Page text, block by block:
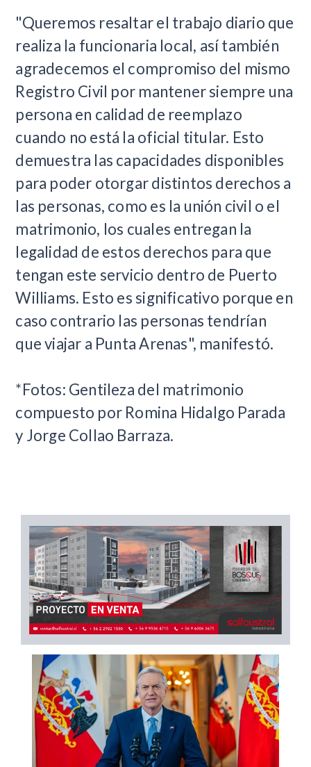
"Queremos resaltar el trabajo diario que
realiza la funcionaria local, así también
agradecemos el compromiso del mismo
Registro Civil por mantener siempre una
persona en calidad de reemplazo
cuando no está la oficial titular. Esto
demuestra las capacidades disponibles
para poder otorgar distintos derechos a
las personas, como es la unión civil o el
matrimonio, los cuales entregan la
legalidad de estos derechos para que
tengan este servicio dentro de Puerto
Williams. Esto es significativo porque en
caso contrario las personas tendrían
que viajar a Punta Arenas", manifestó.
*Fotos: Gentileza del matrimonio
compuesto por Romina Hidalgo Parada
y Jorge Collao Barraza.